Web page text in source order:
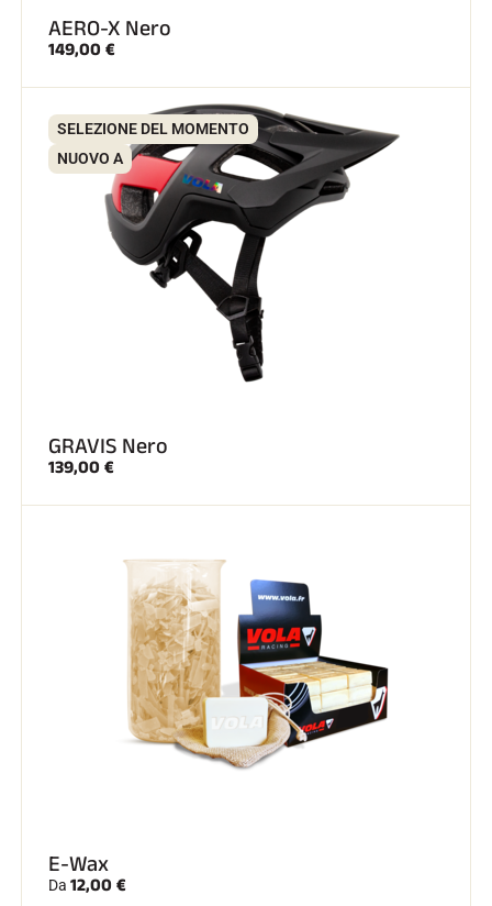
AERO-X Nero
149,00 €
SELEZIONE DEL MOMENTO
NUOVO A
GRAVIS Nero
139,00 €
E-Wax
Da 12,00 €